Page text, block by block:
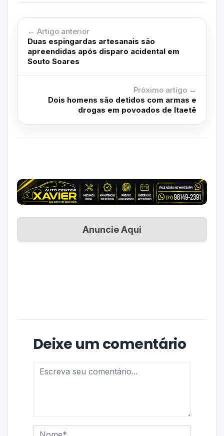
← Artigo anterior
Duas espingardas artesanais são
apreendidas após disparo acidental em
Souto Soares
Próximo artigo →
Dois homens são detidos com armas e
drogas em povoados de Itaetê
Anuncie Aqui
Deixe um comentário